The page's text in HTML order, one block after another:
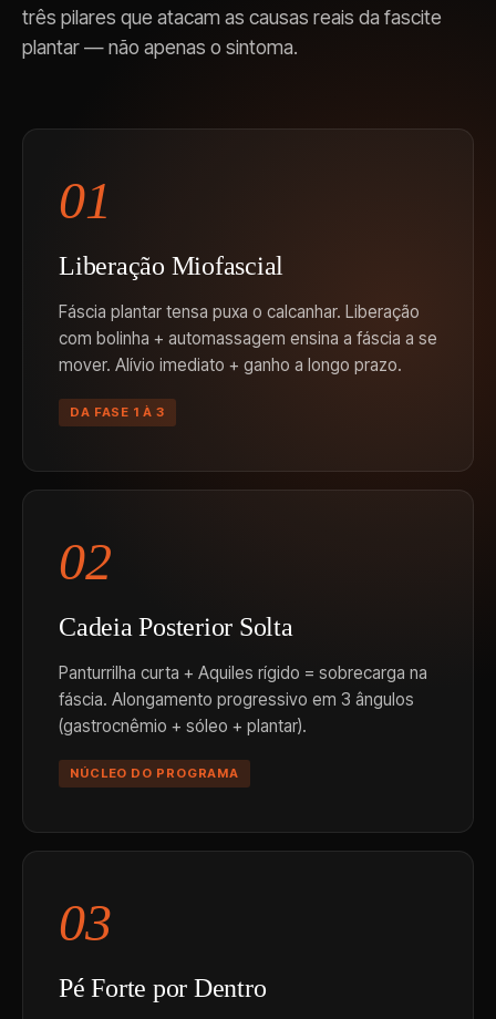
três pilares que atacam as causas reais da fascite
plantar — não apenas o sintoma.
01
Liberação Miofascial
Fáscia plantar tensa puxa o calcanhar. Liberação
com bolinha + automassagem ensina a fáscia a se
mover. Alívio imediato + ganho a longo prazo.
DA FASE 1 À 3
02
Cadeia Posterior Solta
Panturrilha curta + Aquiles rígido = sobrecarga na
fáscia. Alongamento progressivo em 3 ângulos
(gastrocnêmio + sóleo + plantar).
NÚCLEO DO PROGRAMA
03
Pé Forte por Dentro